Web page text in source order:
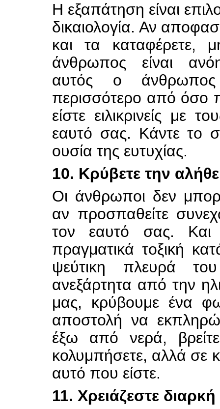
Η εξαπάτηση είναι
δικαιολογία. Αν
και τα καταφέρετε,
άνθρωπος είναι
αυτός ο άνθρωπος
περισσότερο από όσο
είστε ειλικρινείς με
εαυτό σας. Κάντε το
ουσία της ευτυχίας.
10. Κρύβετε την
Οι άνθρωποι δεν
αν προσπαθείτε
τον εαυτό σας. Και
πραγματικά τοξική
ψεύτικη πλευρά
ανεξάρτητα από την
μας, κρύβουμε ένα
αποστολή να
έξω από νερά,
κολυμπήσετε, αλλά σε
αυτό που είστε.
11. Χρειάζεστε